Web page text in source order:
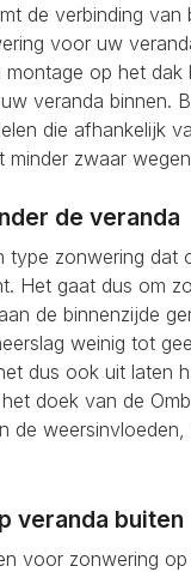
de verbinding van
voor uw
montage op het dak
veranda binnen.
die afhankelijk
minder zwaar
de veranda
type zonwering dat
Het gaat dus om
de binnenzijde
weinig tot
dus ook uit laten
doek van de
de
veranda buiten
voor zonwering